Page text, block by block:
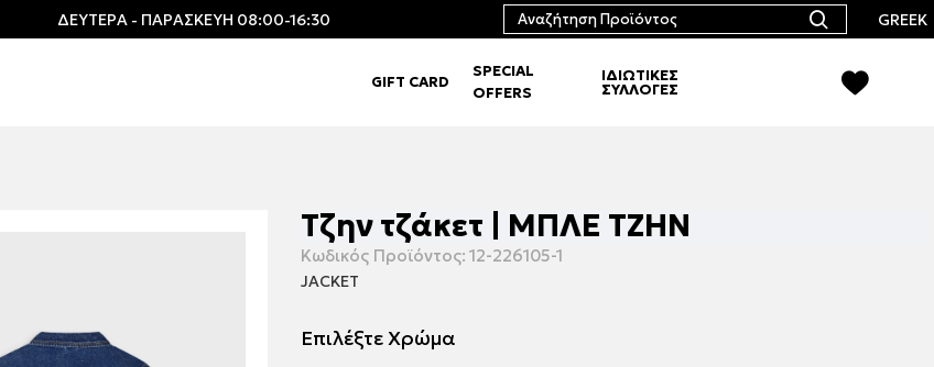
ΔΕΥΤΕΡΑ - ΠΑΡΑΣΚΕΥΗ 08:00-16:30 GREEK
GIFT CARD
SPECIAL
OFFERS
ΙΔΙΩΤΙΚΕΣ
ΣΥΛΛΟΓΕΣ
Τζην τζάκετ | ΜΠΛΕ ΤΖΗΝ
Κωδικός Προϊόντος: 12-226105-1
JACKET
Επιλέξτε Χρώμα